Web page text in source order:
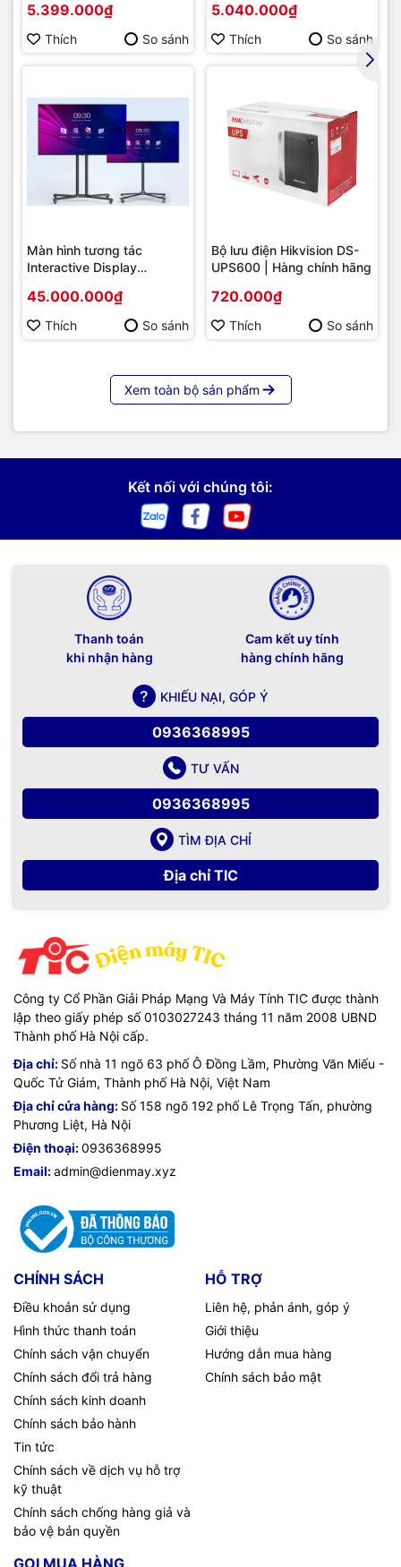
Socket AM4/ VGA
onboard)
5.399.000₫
Thích So sánh
5.040.000₫
Thích So sánh
Màn hình tương tác
Interactive Display
86 | Cấu hình cao cấp |
Hàng chính hãng
45.000.000₫
Thích So sánh
Bộ lưu điện Hikvision DS-
UPS600 | Hàng chính hãng
720.000₫
Thích So sánh
Xem toàn bộ sản phẩm
Kết nối với chúng tôi:
Thanh toán
khi nhận hàng
Cam kết uy tính
hàng chính hãng
KHIẾU NẠI, GÓP Ý
0936368995
TƯ VẤN
0936368995
TÌM ĐỊA CHỈ
Địa chỉ TIC
Công ty Cổ Phần Giải Pháp Mạng Và Máy Tính TIC được thành
lập theo giấy phép số 0103027243 tháng 11 năm 2008 UBND
Thành phố Hà Nội cấp.
Địa chỉ: Số nhà 11 ngõ 63 phố Ô Đồng Lầm, Phường Văn Miếu -
Quốc Tử Giám, Thành phố Hà Nội, Việt Nam
Địa chỉ cửa hàng: Số 158 ngõ 192 phố Lê Trọng Tấn, phường
Phương Liệt, Hà Nội
Điện thoại:0936368995
Email:admin@dienmay.xyz
CHÍNH SÁCH
Điều khoản sử dụng
Hình thức thanh toán
Chính sách vận chuyển
Chính sách đổi trả hàng
Chính sách kinh doanh
Chính sách bảo hành
Tin tức
Chính sách về dịch vụ hỗ trợ
kỹ thuật
Chính sách chống hàng giả và
bảo vệ bản quyền
HỖ TRỢ
Liên hệ, phản ánh, góp ý
Giới thiệu
Hướng dẫn mua hàng
Chính sách bảo mật
GỌI MUA HÀNG